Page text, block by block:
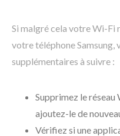
Si malgré cela votre Wi-Fi
votre téléphone Samsung,
supplémentaires à suivre :
Supprimez le réseau
ajoutez-le de
Vérifiez si une